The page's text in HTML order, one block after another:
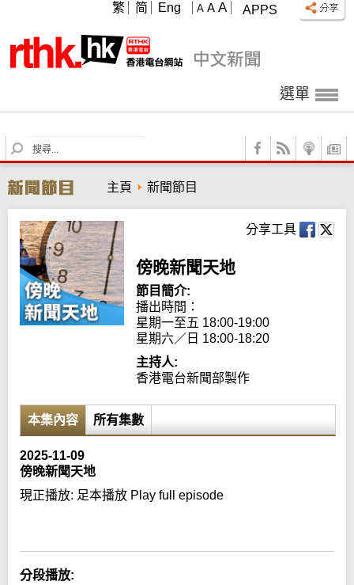
APPS
A A A
繁 简 Eng
選單
S
e
r
c
h
主頁 新聞節目
分享工具
傍晚新聞天地
節目簡介:
播出時間：
星期一至五 18:00-19:00
星期六／日 18:00-18:20
主持人:
香港電台新聞部製作
本集內容 所有集數
2025-11-09
傍晚新聞天地
現正播放: 足本播放 Play full episode
分段播放: